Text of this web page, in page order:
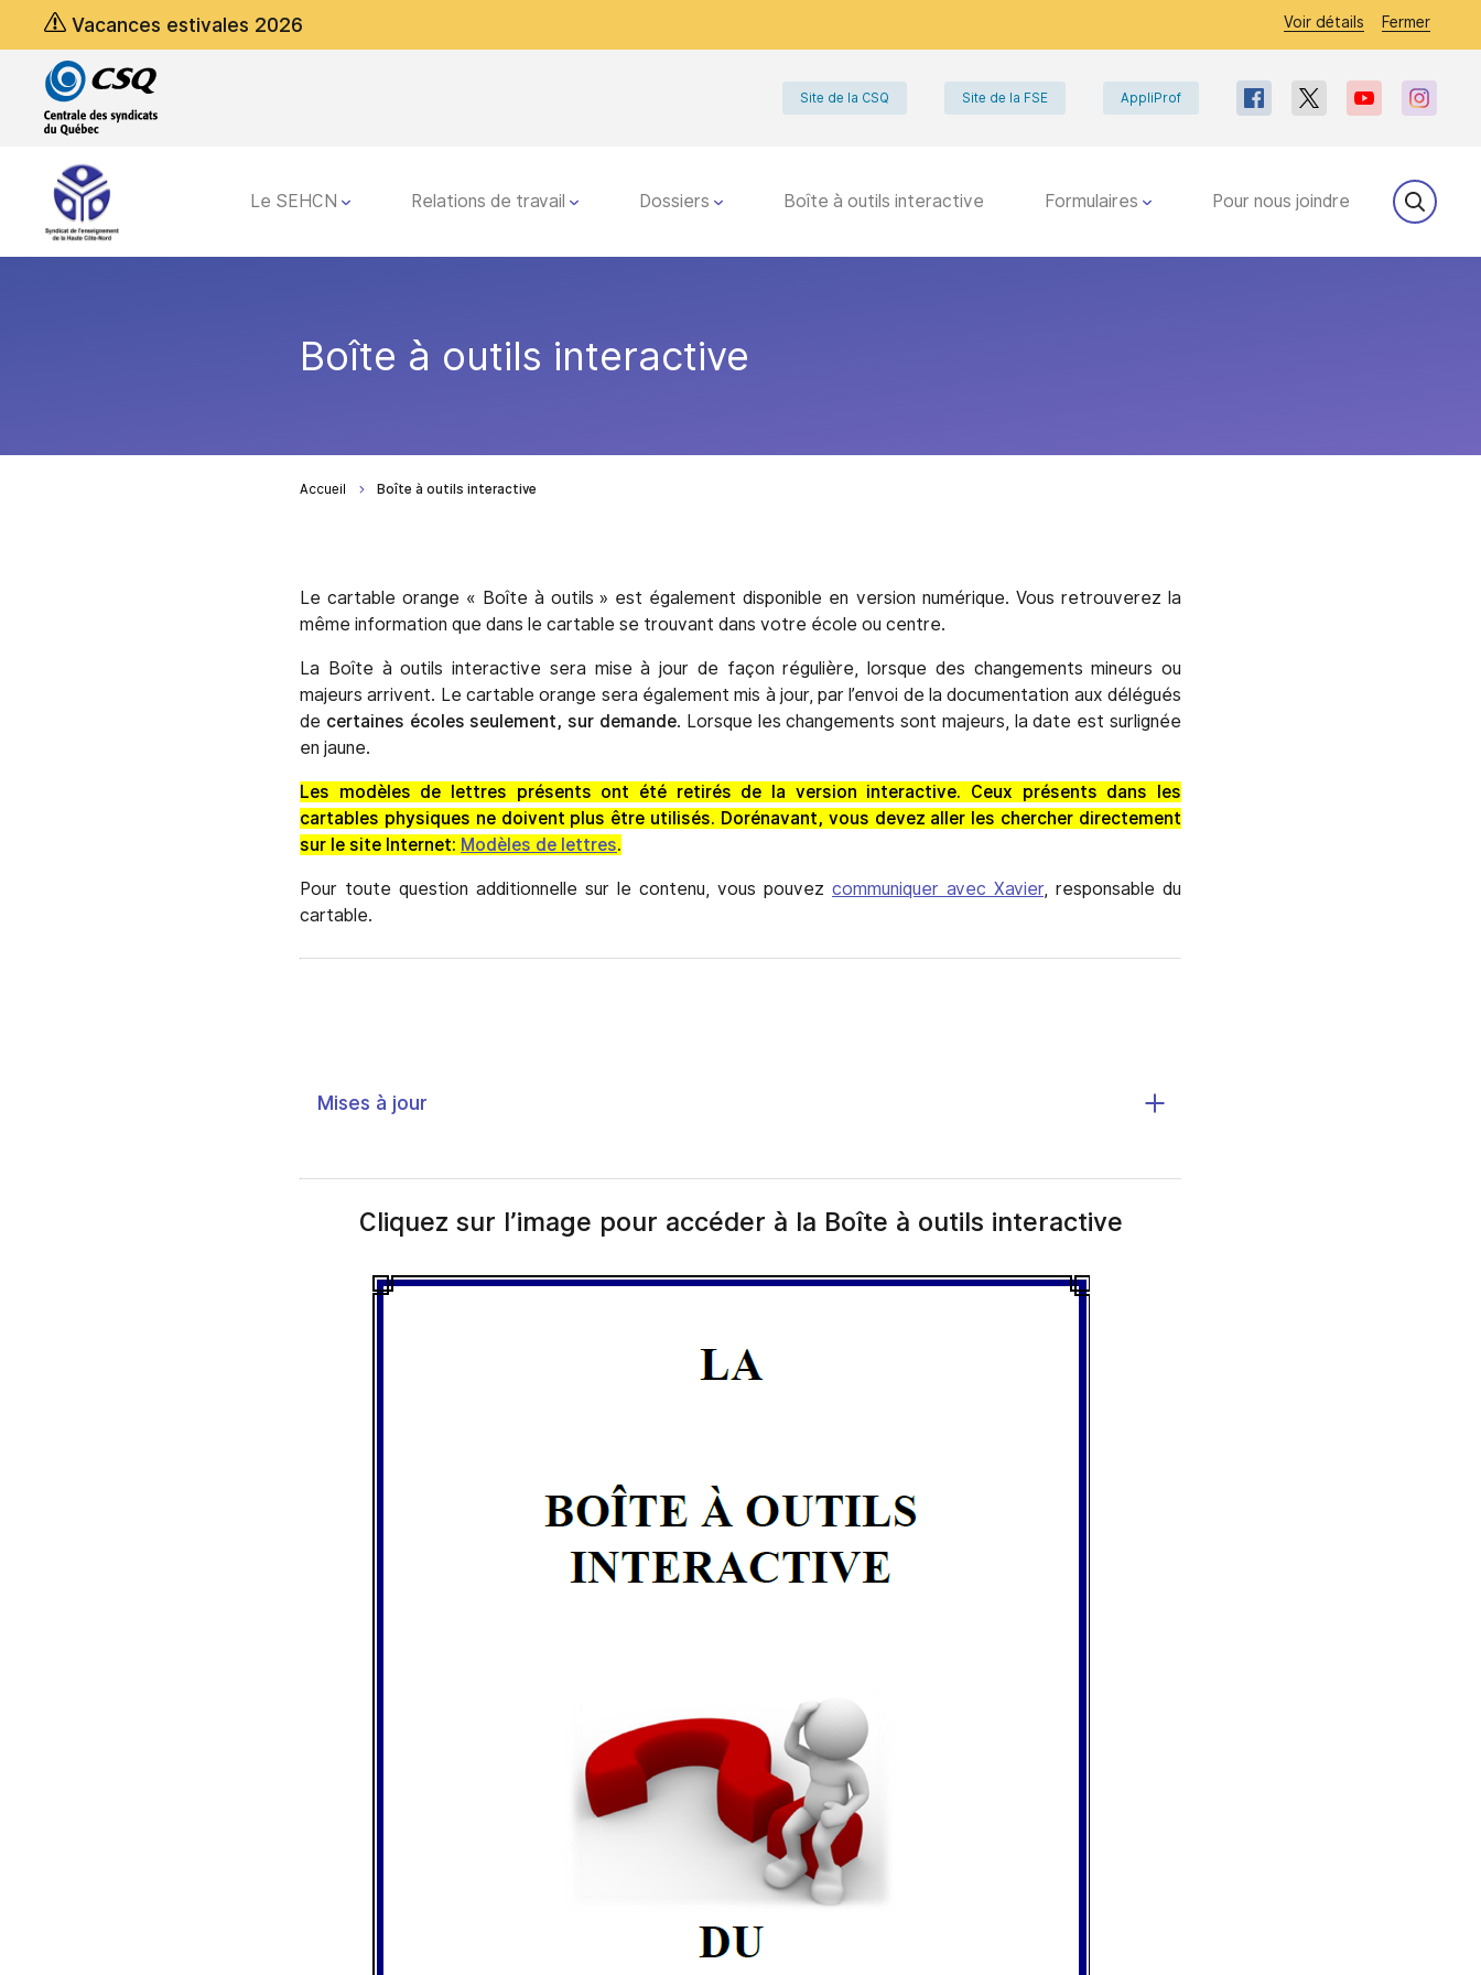
Passer
au
menu
principal
Passer
au
contenu
Vacances estivales 2026 Voir détails Fermer
Site de la CSQ Site de la FSE AppliProf
Le SEHCN Relations de travail Dossiers Boîte à outils interactive Formulaires Pour nous joindre
Boîte à outils interactive
Accueil Boîte à outils interactive
Le cartable orange « Boîte à outils » est également disponible en version numérique. Vous retrouverez la
même information que dans le cartable se trouvant dans votre école ou centre.
La Boîte à outils interactive sera mise à jour de façon régulière, lorsque des changements mineurs ou
majeurs arrivent. Le cartable orange sera également mis à jour, par l’envoi de la documentation aux délégués
de certaines écoles seulement, sur demande. Lorsque les changements sont majeurs, la date est surlignée
en jaune.
Les modèles de lettres présents ont été retirés de la version interactive. Ceux présents dans les
cartables physiques ne doivent plus être utilisés. Dorénavant, vous devez aller les chercher directement
sur le site Internet: Modèles de lettres.
Pour toute question additionnelle sur le contenu, vous pouvez communiquer avec Xavier, responsable du
cartable.
Mises à jour
Cliquez sur l’image pour accéder à la Boîte à outils interactive